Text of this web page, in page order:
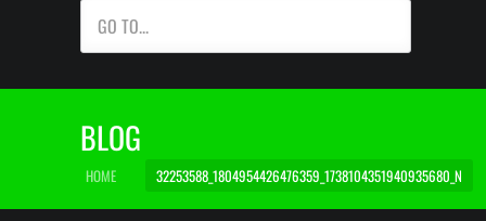
GO TO...
BLOG
HOME 32253588_1804954426476359_1738104351940935680_N